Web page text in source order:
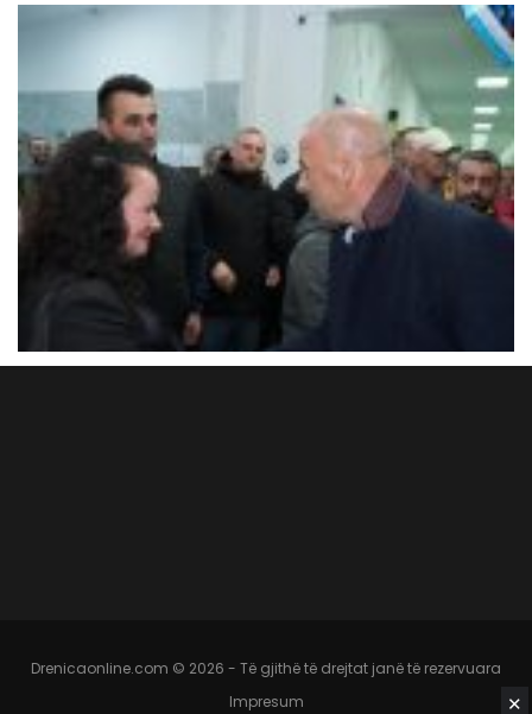
Drenicaonline.com © 2026 - Të gjithë të drejtat janë të rezervuara
Impresum
✕